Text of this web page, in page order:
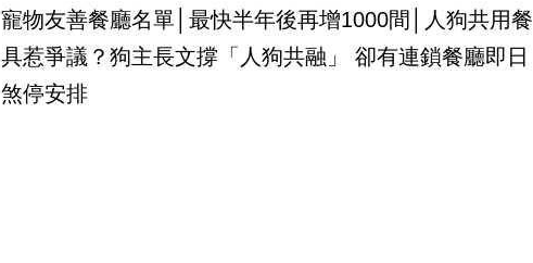
寵物友善餐廳名單│最快半年後再增1000間│人狗共用餐
具惹爭議？狗主長文撐「人狗共融」 卻有連鎖餐廳即日
煞停安排